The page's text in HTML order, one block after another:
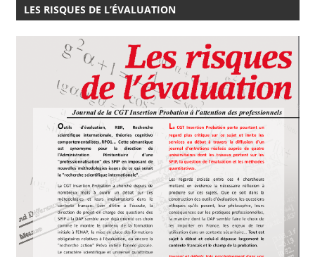
LES RISQUES DE L’ÉVALUATION